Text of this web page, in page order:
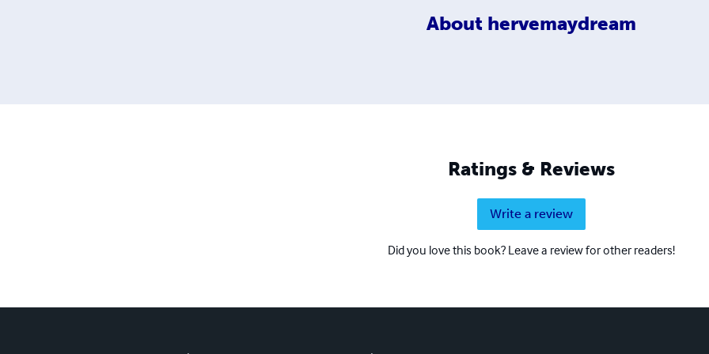
About hervemaydream
Ratings & Reviews
Write a review
Did you love this book? Leave a review for other readers!